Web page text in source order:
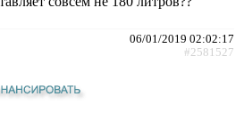
06/01/2019 02:02:17
#2581527